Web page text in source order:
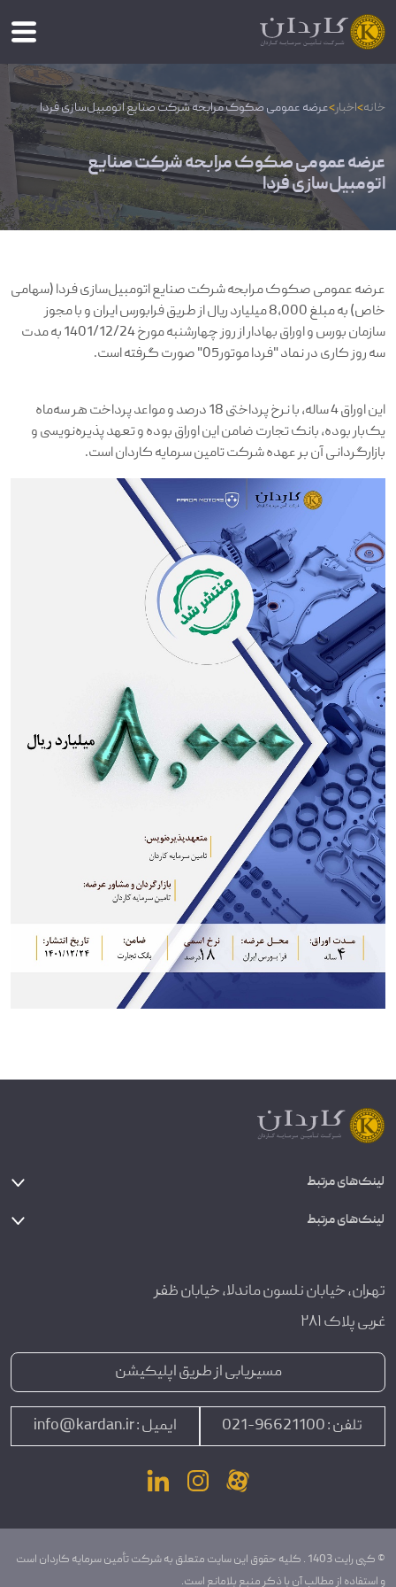
خانه>اخبار>عرضه عمومی صکوک مرابحه شرکت صنایع اتومبیل‌سازی فردا
عرضه عمومی صکوک مرابحه شرکت صنایع
اتومبیل‌سازی فردا
عرضه عمومی صکوک مرابحه شرکت صنایع اتومبیل‌سازی فردا (سهامی
خاص) به مبلغ 8,000 میلیارد ریال از طریق فرابورس ایران و با مجوز
سازمان بورس و اوراق بهادار از روز چهار‌شنبه مورخ 1401/12/24 به مدت
سه روز کاری در نماد "فردا موتور05" صورت گرفته است.
این اوراق 4 ساله، با نرخ پرداختی 18 درصد و مواعد پرداخت هر سه‌ماه
یک‌بار بوده، بانک تجارت ضامن این اوراق بوده و تعهد پذیره‌نویسی و
بازارگردانی آن بر عهده شرکت تامین سرمایه کاردان است.
لینک‌های مرتبط
لینک‌های مرتبط
تهران، خیابان نلسون ماندلا، خیابان ظفر
غربی پلاک ۲۸۱
مسیریابی از طریق اپلیکیشن
تلفن :96621100-021 ایمیل :info@kardan.ir
© کپی رایت 1403 . کلیه حقوق این سایت متعلق به شرکت تأمین سرمایه کاردان است
و استفاده از مطالب آن با ذکر منبع بلامانع است.